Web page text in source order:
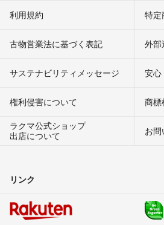
利用規約 特定
古物営業法に基づく表記 外部
サステナビリティメッセージ 安心
権利侵害について
商標
ラクマ公式ショップ
出店について
お
リンク